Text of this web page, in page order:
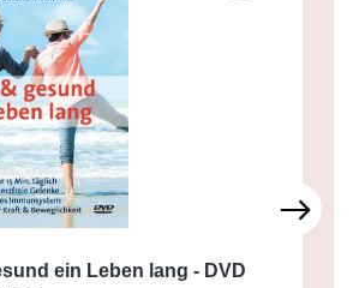
ein Leben lang - DVD